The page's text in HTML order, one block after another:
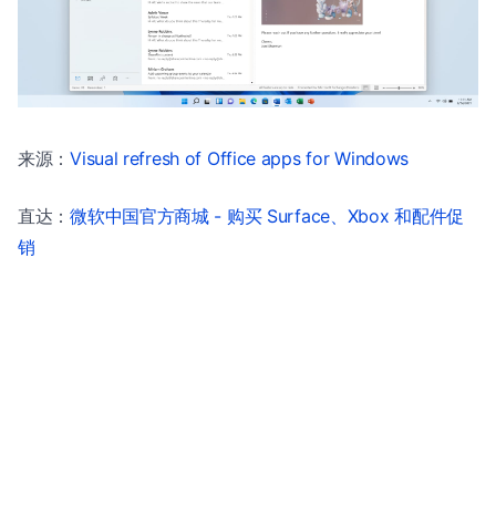
来源：Visual refresh of Office apps for Windows
直达：微软中国官方商城 - 购买 Surface、Xbox 和配件促
销